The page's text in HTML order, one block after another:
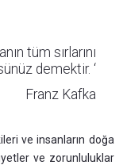
tüm sırlarını
demektir. ‘
Franz Kafka
ve insanların doğa
ve zorunluluklar